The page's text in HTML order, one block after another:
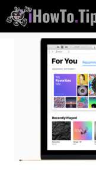
Przejdź
do
treści